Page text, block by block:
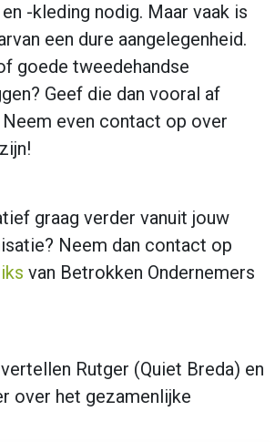
-kleding nodig. Maar vaak is
een dure aangelegenheid.
goede tweedehandse
Geef die dan vooral af
Neem even contact op over
graag verder vanuit jouw
Neem dan contact op
van Betrokken Ondernemers
vertellen Rutger (Quiet Breda) en
over het gezamenlijke